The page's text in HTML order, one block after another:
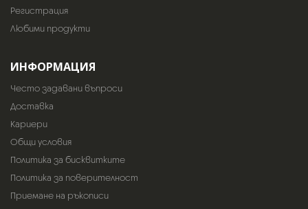
Регистрация
Любими продукти
ИНФОРМАЦИЯ
Често задавани въпроси
Доставка
Кариери
Общи условия
Политика за бисквитките
Политика за поверителност
Приемане на ръкописи